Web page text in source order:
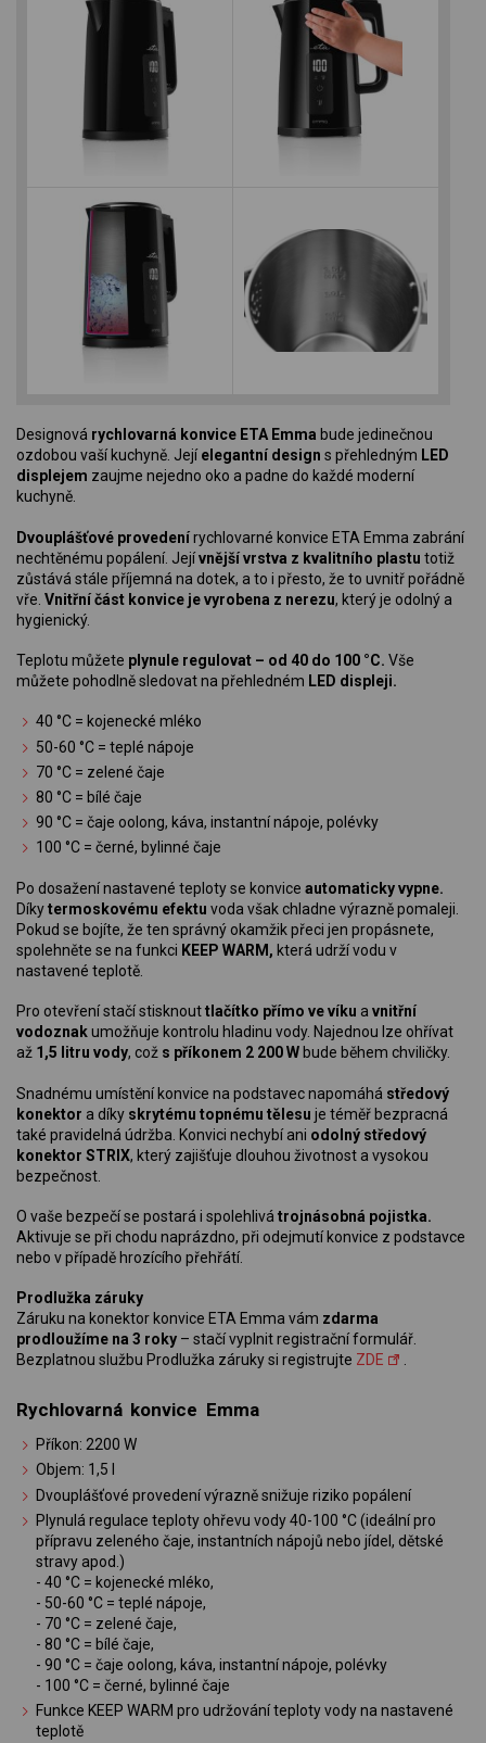
Designová rychlovarná konvice ETA Emma bude jedinečnou
ozdobou vaší kuchyně. Jejíelegantní design s přehledným LED
displejem zaujme nejedno oko a padne do každé moderní
kuchyně.
Dvouplášťové provedenírychlovarné konvice ETA Emma zabrání
nechtěnému popálení. Jejívnější vrstva z kvalitního plastu totiž
zůstává stále příjemná na dotek, a to i přesto, že to uvnitř pořádně
vře. Vnitřní část konvice je vyrobena z nerezu, který je odolný a
hygienický.
Teplotu můžete plynule regulovat – od 40 do 100 °C. Vše
můžete pohodlně sledovat na přehledném LED displeji.
40 °C = kojenecké mléko
50-60 °C = teplé nápoje
70 °C = zelené čaje
80 °C = bílé čaje
90 °C = čaje oolong, káva, instantní nápoje, polévky
100 °C = černé, bylinné čaje
Po dosažení nastavené teploty se konvice automaticky vypne.
Díkytermoskovému efektu voda však chladne výrazně pomaleji.
Pokud se bojíte, že ten správný okamžik přeci jen propásnete,
spolehněte se na funkci KEEP WARM, která udrží vodu v
nastavené teplotě.
Pro otevření stačí stisknouttlačítko přímo ve víku a vnitřní
vodoznakumožňuje kontrolu hladinu vody. Najednou lze ohřívat
až 1,5 litru vody, což s příkonem 2 200 W bude během chviličky.
Snadnému umístění konvice na podstavec napomáhá středový
konektor a díky skrytému topnému tělesu je téměř bezpracná
také pravidelná údržba. Konvici nechybí ani odolný středový
konektor STRIX, který zajišťuje dlouhou životnost a vysokou
bezpečnost.
O vaše bezpečí se postará i spolehlivá trojnásobná pojistka.
Aktivuje se při chodu naprázdno, při odejmutí konvice z podstavce
nebo v případě hrozícího přehřátí.
Prodlužka záruky
Záruku na konektor konvice ETA Emma vám zdarma
prodloužíme na 3 roky – stačí vyplnit registrační formulář.
Bezplatnou službu Prodlužka záruky si registrujte ZDE
Rychlovarná konvice Emma
Příkon: 2200 W
Objem: 1,5 l
Dvouplášťové provedení výrazně snižuje riziko popálení
Plynulá regulace teploty ohřevu vody 40-100 °C (ideální pro
přípravu zeleného čaje, instantních nápojů nebo jídel, dětské
stravy apod.)
- 40 °C = kojenecké mléko,
- 50-60 °C = teplé nápoje,
- 70 °C = zelené čaje,
- 80 °C = bílé čaje,
- 90 °C = čaje oolong, káva, instantní nápoje, polévky
- 100 °C = černé, bylinné čaje
Funkce KEEP WARM pro udržování teploty vody na nastavené
teplotě